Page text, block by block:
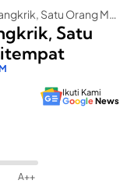
Motor VS Mobil Adu Jangkrik, Satu Orang Meninggal Ditempat
Satu
Ikuti Kami
GoogleNews
A++